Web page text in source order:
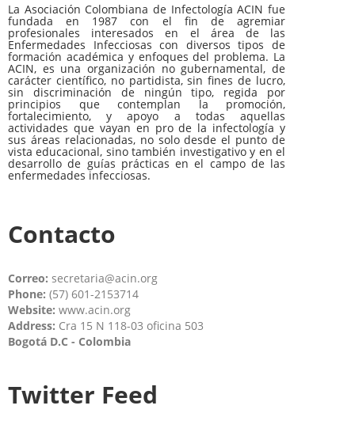
La Asociación Colombiana de Infectología ACIN fue
fundada en 1987 con el fin de agremiar
profesionales interesados en el área de las
Enfermedades Infecciosas con diversos tipos de
formación académica y enfoques del problema. La
ACIN, es una organización no gubernamental, de
carácter científico, no partidista, sin fines de lucro,
sin discriminación de ningún tipo, regida por
principios que contemplan la promoción,
fortalecimiento, y apoyo a todas aquellas
actividades que vayan en pro de la infectología y
sus áreas relacionadas, no solo desde el punto de
vista educacional, sino también investigativo y en el
desarrollo de guías prácticas en el campo de las
enfermedades infecciosas.
Contacto
Correo: secretaria@acin.org
Phone: (57) 601-2153714
Website: www.acin.org
Address: Cra 15 N 118-03 oficina 503
Bogotá D.C - Colombia
Twitter Feed